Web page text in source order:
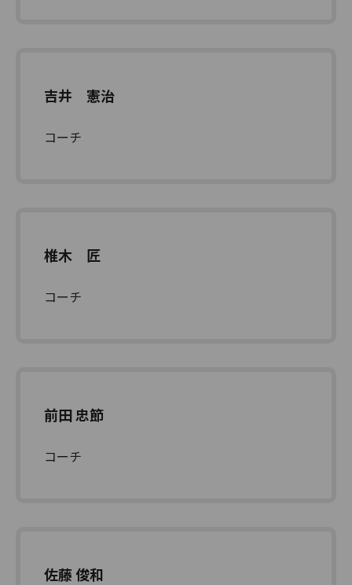
吉井 憲治
コーチ
椎木 匠
コーチ
前田 忠節
コーチ
佐藤 俊和